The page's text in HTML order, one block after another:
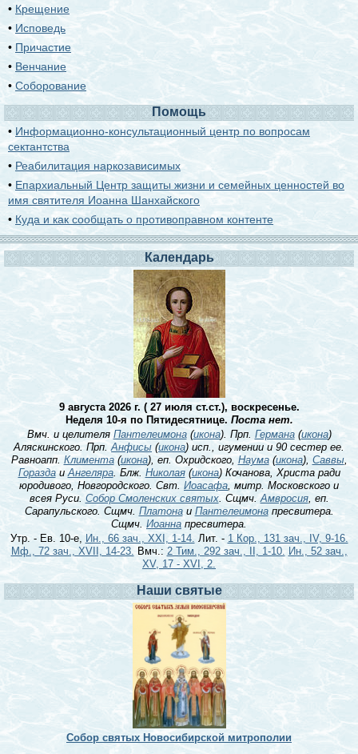
• Крещение
• Исповедь
• Причастие
• Венчание
•Соборование
Помощь
• Информационно-консультационный центр по вопросам
сектантства
• Реабилитация наркозависимых
• Епархиальный Центр защиты жизни и семейных ценностей во
имя святителя Иоанна Шанхайского
• Куда и как сообщать о противоправном контенте
Календарь
9 августа 2026 г. ( 27 июля ст.ст.), воскресенье.
Неделя 10-я по Пятидесятнице. Поста нет.
Вмч. и целителя Пантелеимона(икона). Прп. Германа(икона)
Аляскинского. Прп.Анфисы (икона) исп., игумении и 90 сестер ее.
Равноапп. Климента(икона), еп. Охридского, Наума(икона), Саввы,
ГораздаиАнгеляра. Блж. Николая(икона) Кочанова, Христа ради
юродивого, Новгородского. Свт. Иоасафа, митр. Московского и
всея Руси. Собор Смоленских святых. Сщмч.Амвросия, еп.
Сарапульского. Сщмч. Платонаи Пантелеимонапресвитера.
Сщмч. Иоанна пресвитера.
Утр. - Ев. 10-е, Ин., 66 зач., XXI, 1-14. Лит. - 1 Кор., 131 зач., IV, 9-16.
Мф., 72 зач., XVII, 14-23. Вмч.: 2 Тим., 292 зач., II, 1-10. Ин., 52 зач.,
XV, 17 - XVI, 2.
Наши святые
Собор святых Новосибирской митрополии